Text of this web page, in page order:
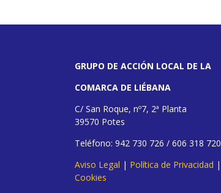
GRUPO DE ACCIÓN LOCAL DE LA
COMARCA DE LIÉBANA
C/ San Roque, nº7, 2ª Planta
39570 Potes
Teléfono: 942 730 726 / 606 318 720
Aviso Legal | Política de Privacidad |
Cookies